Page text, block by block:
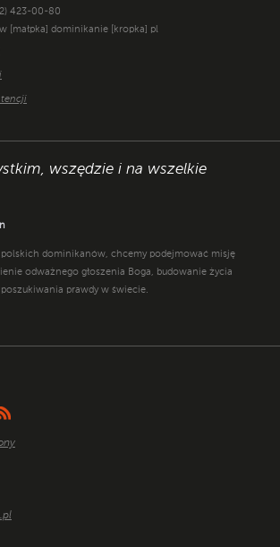
423-00-80
[małpka] dominikanie [kropka] pl
wszędzie i na wszelkie
dominikanów, chcemy podejmować misję
odważnego głoszenia Boga, budowanie życia
prawdy w świecie.